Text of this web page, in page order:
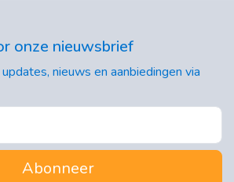
onze nieuwsbrief
nieuws en aanbiedingen via
Abonneer